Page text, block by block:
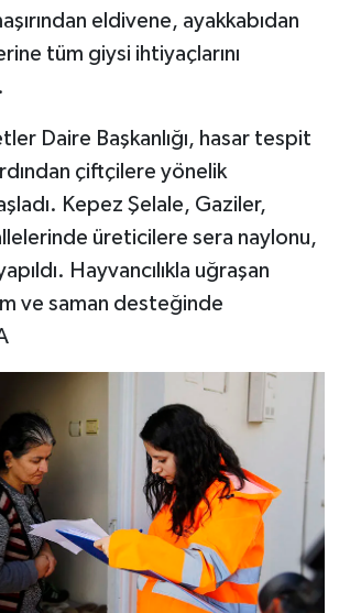
eldivene, ayakkabıdan
tüm giysi ihtiyaçlarını
Daire Başkanlığı, hasar tespit
çiftçilere yönelik
Kepez Şelale, Gaziler,
üreticilere sera naylonu,
Hayvancılıkla uğraşan
ve saman desteğinde